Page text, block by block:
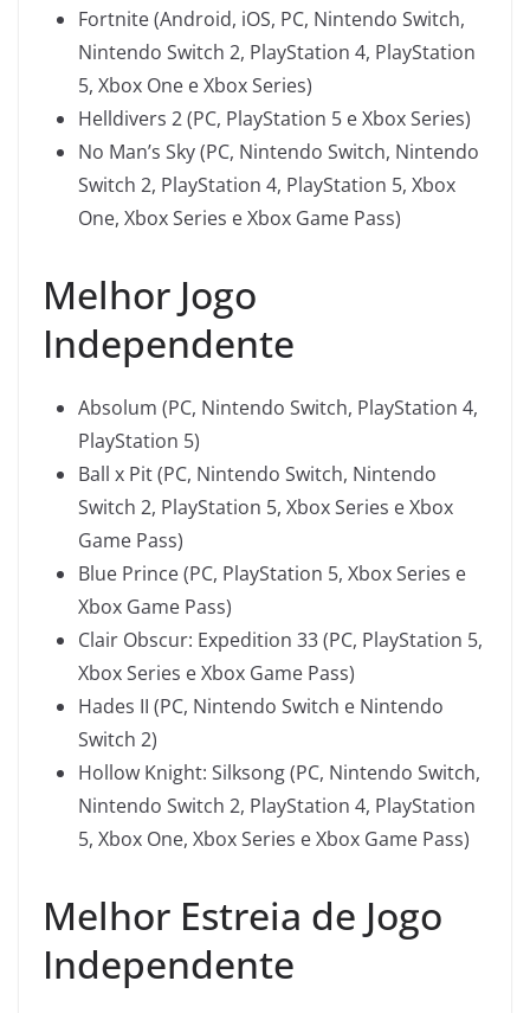
Fortnite (Android, iOS, PC, Nintendo Switch,
Nintendo Switch 2, PlayStation 4, PlayStation
5, Xbox One e Xbox Series)
Helldivers 2 (PC, PlayStation 5 e Xbox Series)
No Man’s Sky (PC, Nintendo Switch, Nintendo
Switch 2, PlayStation 4, PlayStation 5, Xbox
One, Xbox Series e Xbox Game Pass)
Melhor Jogo
Independente
Absolum (PC, Nintendo Switch, PlayStation 4,
PlayStation 5)
Ball x Pit (PC, Nintendo Switch, Nintendo
Switch 2, PlayStation 5, Xbox Series e Xbox
Game Pass)
Blue Prince (PC, PlayStation 5, Xbox Series e
Xbox Game Pass)
Clair Obscur: Expedition 33 (PC, PlayStation 5,
Xbox Series e Xbox Game Pass)
Hades II (PC, Nintendo Switch e Nintendo
Switch 2)
Hollow Knight: Silksong (PC, Nintendo Switch,
Nintendo Switch 2, PlayStation 4, PlayStation
5, Xbox One, Xbox Series e Xbox Game Pass)
Melhor Estreia de Jogo
Independente